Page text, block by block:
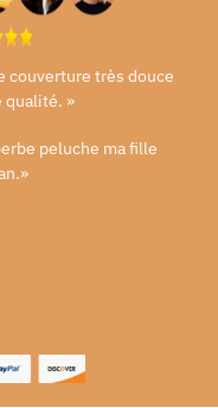
couverture très douce
qualité. »
peluche ma fille